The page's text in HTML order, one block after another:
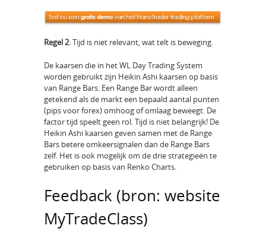
Regel 2: Tijd is niet relevant, wat telt is beweging.
De kaarsen die in het WL Day Trading System
worden gebruikt zijn Heikin Ashi kaarsen op basis
van Range Bars. Een Range Bar wordt alleen
getekend als de markt een bepaald aantal punten
(pips voor forex) omhoog of omlaag beweegt. De
factor tijd speelt geen rol. Tijd is niet belangrijk! De
Heikin Ashi kaarsen geven samen met de Range
Bars betere omkeersignalen dan de Range Bars
zelf. Het is ook mogelijk om de drie strategieën te
gebruiken op basis van Renko Charts.
Feedback (bron: website
MyTradeClass)